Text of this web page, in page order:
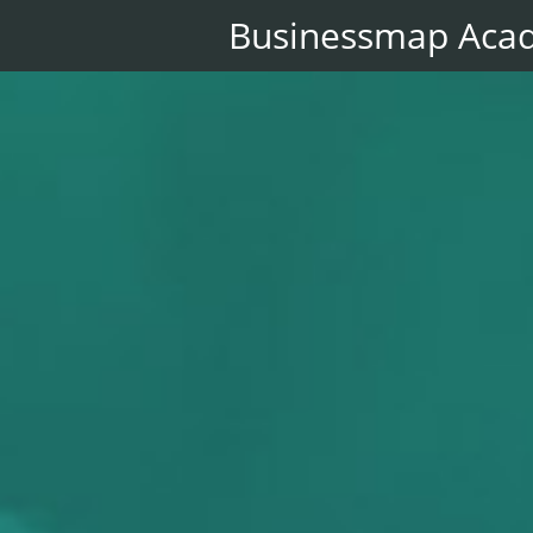
Businessmap